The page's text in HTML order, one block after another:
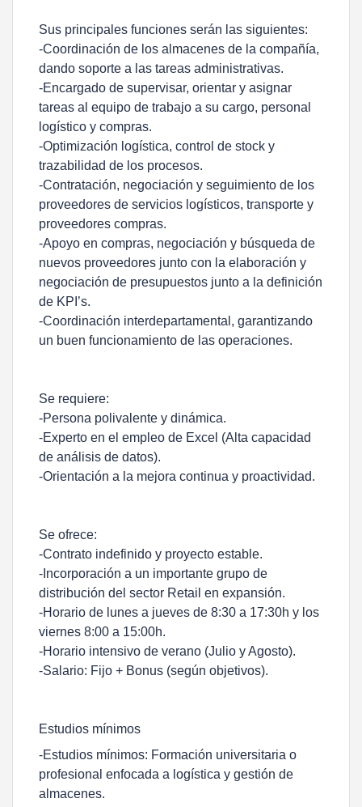
Sus principales funciones serán las siguientes:
-Coordinación de los almacenes de la compañía,
dando soporte a las tareas administrativas.
-Encargado de supervisar, orientar y asignar
tareas al equipo de trabajo a su cargo, personal
logístico y compras.
-Optimización logística, control de stock y
trazabilidad de los procesos.
-Contratación, negociación y seguimiento de los
proveedores de servicios logísticos, transporte y
proveedores compras.
-Apoyo en compras, negociación y búsqueda de
nuevos proveedores junto con la elaboración y
negociación de presupuestos junto a la definición
de KPI’s.
-Coordinación interdepartamental, garantizando
un buen funcionamiento de las operaciones.
Se requiere:
-Persona polivalente y dinámica.
-Experto en el empleo de Excel (Alta capacidad
de análisis de datos).
-Orientación a la mejora continua y proactividad.
Se ofrece:
-Contrato indefinido y proyecto estable.
-Incorporación a un importante grupo de
distribución del sector Retail en expansión.
-Horario de lunes a jueves de 8:30 a 17:30h y los
viernes 8:00 a 15:00h.
-Horario intensivo de verano (Julio y Agosto).
-Salario: Fijo + Bonus (según objetivos).
Estudios mínimos
-Estudios mínimos: Formación universitaria o
profesional enfocada a logística y gestión de
almacenes.